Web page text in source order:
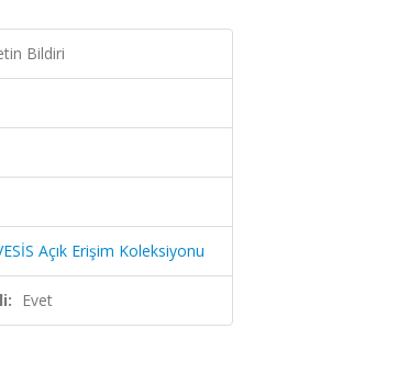
Bildiri
Açık Erişim Koleksiyonu
Evet